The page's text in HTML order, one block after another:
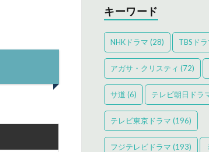
キーワード
NHKドラマ (28) TBSド
アガサ・クリスティ (72)
サ道 (6) テレビ朝日ドラ
テレビ東京ドラマ (196)
フジテレビドラマ (193)